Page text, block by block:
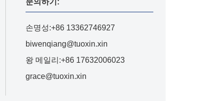
문의하기:
손명성:+86 13362746927
biwenqiang@tuoxin.xin
왕 메일리:+86 17632006023
grace@tuoxin.xin